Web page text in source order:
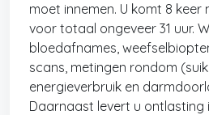
moet innemen. U komt 8 keer
voor totaal ongeveer 31 uur.
bloedafnames,
scans, metingen rondom
energieverbruik en
Daarnaast levert u ontlasting